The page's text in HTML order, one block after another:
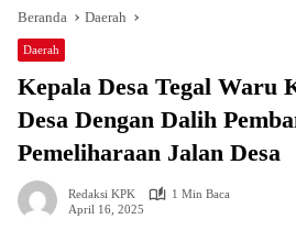
Beranda Daerah
Daerah
Kepala Desa Tegal Waru
Desa Dengan Dalih
Pemeliharaan Jalan Desa
Redaksi KPK
1 Min Baca
April 16, 2025